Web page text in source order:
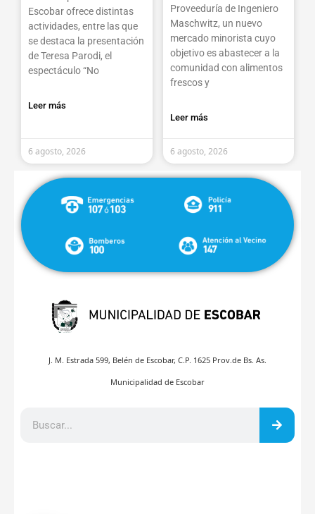
Escobar ofrece distintas
actividades, entre las que
se destaca la presentación
de Teresa Parodi, el
espectáculo “No
Leer más
6 agosto, 2026
Proveeduría de Ingeniero
Maschwitz, un nuevo
mercado minorista cuyo
objetivo es abastecer a la
comunidad con alimentos
frescos y
Leer más
6 agosto, 2026
J. M. Estrada 599, Belén de Escobar, C.P. 1625 Prov.de Bs. As.
Municipalidad de Escobar